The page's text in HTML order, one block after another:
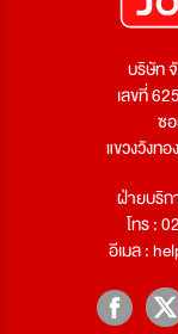
บริษัท
เลขที่
ซ
แขวงวังท
ฝ่ายบริก
โทร :
อีเมล :